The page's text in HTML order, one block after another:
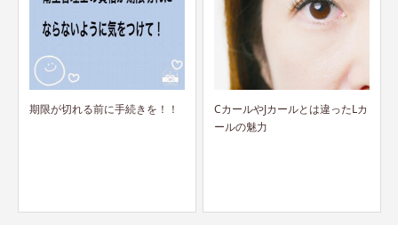
CカールやJカールとは違ったLカ
グリーンネイルのサロンワーク
における対処法